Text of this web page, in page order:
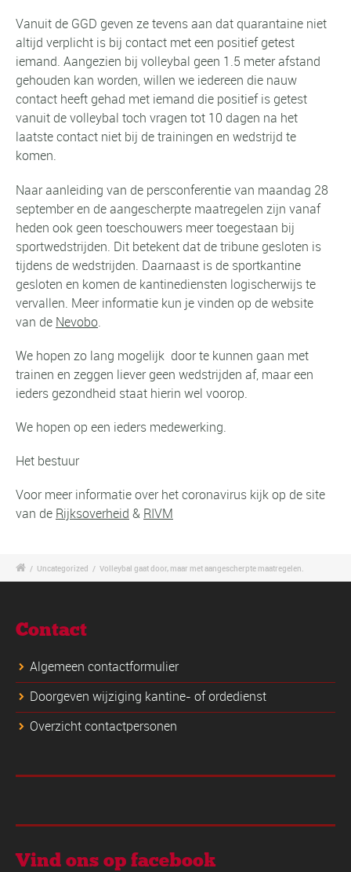
Vanuit de GGD geven ze tevens aan dat quarantaine niet
altijd verplicht is bij contact met een positief getest
iemand. Aangezien bij volleybal geen 1.5 meter afstand
gehouden kan worden, willen we iedereen die nauw
contact heeft gehad met iemand die positief is getest
vanuit de volleybal toch vragen tot 10 dagen na het
laatste contact niet bij de trainingen en wedstrijd te
komen.
Naar aanleiding van de persconferentie van maandag 28
september en de aangescherpte maatregelen zijn vanaf
heden ook geen toeschouwers meer toegestaan bij
sportwedstrijden. Dit betekent dat de tribune gesloten is
tijdens de wedstrijden. Daarnaast is de sportkantine
gesloten en komen de kantinediensten logischerwijs te
vervallen. Meer informatie kun je vinden op de website
van de Nevobo.
We hopen zo lang mogelijk door te kunnen gaan met
trainen en zeggen liever geen wedstrijden af, maar een
ieders gezondheid staat hierin wel voorop.
We hopen op een ieders medewerking.
Het bestuur
Voor meer informatie over het coronavirus kijk op de site
van de Rijksoverheid & RIVM
/ Uncategorized / Volleybal gaat door, maar met aangescherpte maatregelen.
Contact
Algemeen contactformulier
Doorgeven wijziging kantine- of ordedienst
Overzicht contactpersonen
Vind ons op facebook